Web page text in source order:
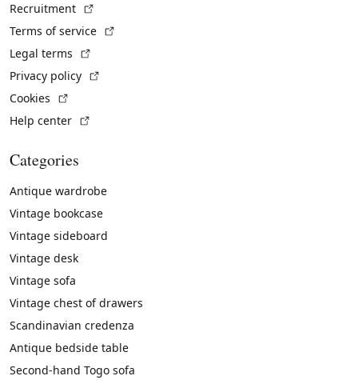
Recruitment
Terms of service
Legal terms
Privacy policy
Cookies
Help center
Categories
Antique wardrobe
Vintage bookcase
Vintage sideboard
Vintage desk
Vintage sofa
Vintage chest of drawers
Scandinavian credenza
Antique bedside table
Second-hand Togo sofa